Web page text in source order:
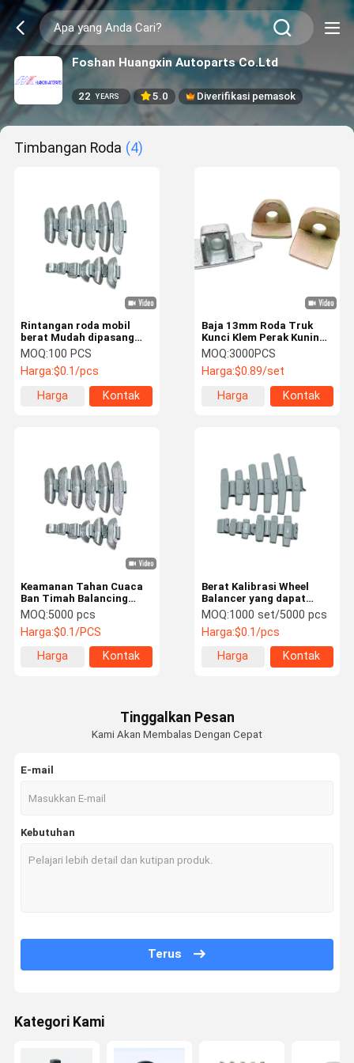
Foshan Huangxin Autoparts Co.Ltd
22 YEARS 5.0 Diverifikasi pemasok
Timbangan Roda (4)
Rintangan roda mobil
berat Mudah dipasang
dengan tahan cuaca
MOQ:100 PCS
Harga:$0.1/pcs
Harga
Kontak
Baja 13mm Roda Truk
Kunci Klem Perak Kuning
Untuk Mengganti
MOQ:3000PCS
Harga:$0.89/set
Harga
Kontak
Keamanan Tahan Cuaca
Ban Timah Balancing
Berat Roda Otomatis
Berat
MOQ:5000 pcs
Harga:$0.1/PCS
Harga
Kontak
Berat Kalibrasi Wheel
Balancer yang dapat
disesuaikan Memastikan
Mengemudi dengan
lancar
MOQ:1000 set/5000 pcs
Harga:$0.1/pcs
Harga
Kontak
Tinggalkan Pesan
Kami Akan Membalas Dengan Cepat
E-mail
Kebutuhan
Terus
Kategori Kami